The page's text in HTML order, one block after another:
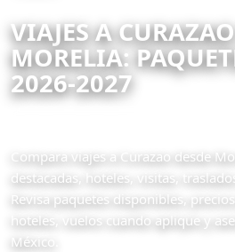
VIAJES A
MORELIA:
2026-2027
Compara viajes a Curazao desde
destacadas, hoteles, visitas,
Revisa paquetes disponibles,
hoteles, vuelos cuando aplique y
México.